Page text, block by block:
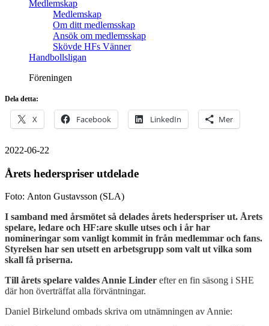
Medlemskap
Medlemskap
Om ditt medlemsskap
Ansök om medlemsskap
Skövde HFs Vänner
Handbollsligan
Föreningen
Dela detta:
X Facebook LinkedIn Mer
2022-06-22
Årets hederspriser utdelade
Foto: Anton Gustavsson (SLA)
I samband med årsmötet så delades årets hederspriser ut. Årets
spelare, ledare och HF:are skulle utses och i år har
nomineringar som vanligt kommit in från medlemmar och fans.
Styrelsen har sen utsett en arbetsgrupp som valt ut vilka som
skall få priserna.
Till årets spelare valdes Annie Linder efter en fin säsong i SHE
där hon överträffat alla förväntningar.
Daniel Birkelund ombads skriva om utnämningen av Annie: